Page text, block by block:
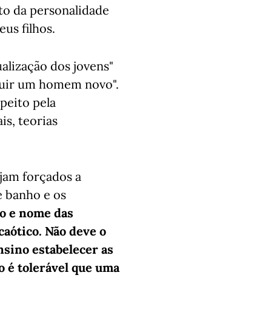
da personalidade
filhos.
dos jovens"
um homem novo".
pela
teorias
forçados a
banho e os
e nome das
Não deve o
estabelecer as
é tolerável que uma